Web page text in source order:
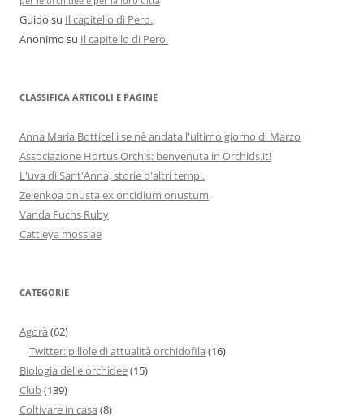
Guido su Il capitello di Pero.
Anonimo su Il capitello di Pero.
CLASSIFICA ARTICOLI E PAGINE
Anna Maria Botticelli se nè andata l'ultimo giorno di Marzo
Associazione Hortus Orchis: benvenuta in Orchids.it!
L'uva di Sant'Anna, storie d'altri tempi.
Zelenkoa onusta ex oncidium onustum
Vanda Fuchs Ruby
Cattleya mossiae
CATEGORIE
Agorà (62)
Twitter: pillole di attualità orchidofila (16)
Biologia delle orchidee(15)
Club(139)
Coltivare in casa (8)